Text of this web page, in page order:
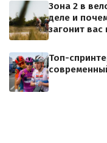
Зона 2 в
деле и
загонит вас
Топ-